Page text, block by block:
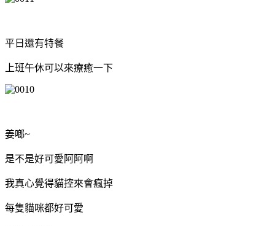
平日還有特餐
上班午休可以來療癒一下
姜啷~
是不是好可愛阿阿啊
我真心覺得貓控來會瘋掉
每隻貓咪都好可愛